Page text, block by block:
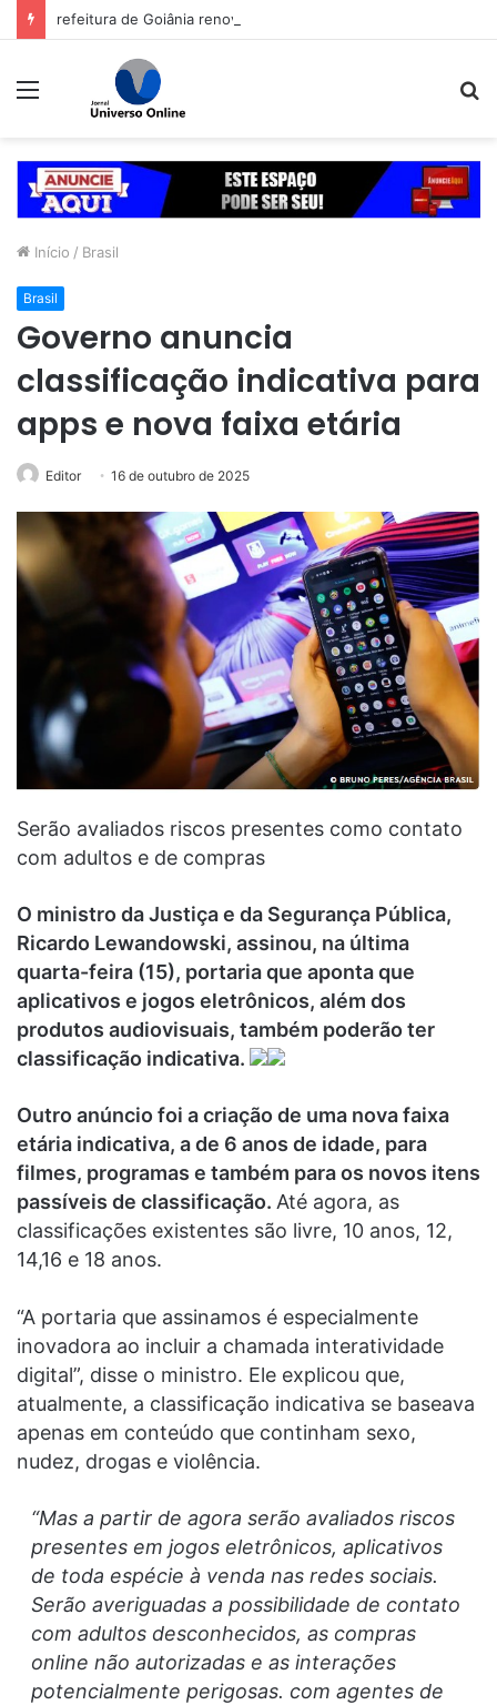
Menu
Início / Brasil
Brasil
Governo anuncia
classificação indicativa para
apps e nova faixa etária
Editor 16 de outubro de 2025
Serão avaliados riscos presentes como contato
com adultos e de compras
O ministro da Justiça e da Segurança Pública,
Ricardo Lewandowski, assinou, na última
quarta-feira (15), portaria que aponta que
aplicativos e jogos eletrônicos, além dos
produtos audiovisuais, também poderão ter
classificação indicativa.
Outro anúncio foi a criação de uma nova faixa
etária indicativa, a de 6 anos de idade, para
filmes, programas e também para os novos itens
passíveis de classificação. Até agora, as
classificações existentes são livre, 10 anos, 12,
14,16 e 18 anos.
“A portaria que assinamos é especialmente
inovadora ao incluir a chamada interatividade
digital”, disse o ministro. Ele explicou que,
atualmente, a classificação indicativa se baseava
apenas em conteúdo que continham sexo,
nudez, drogas e violência.
“Mas a partir de agora serão avaliados riscos
presentes em jogos eletrônicos, aplicativos
de toda espécie à venda nas redes sociais.
Serão averiguadas a possibilidade de contato
com adultos desconhecidos, as compras
online não autorizadas e as interações
potencialmente perigosas. com agentes de